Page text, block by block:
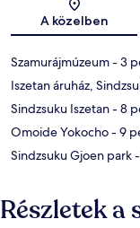
A közelben
Szamurájmúzeum- 3
Iszetan áruház,
Sindzsuku Iszetan- 8
Omoide Yokocho- 9
Sindzsuku Gjoen park
Részletek a